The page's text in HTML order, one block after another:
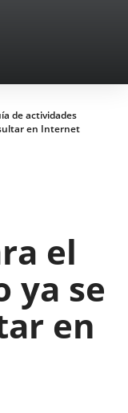
de actividades
en Internet
el
ya se
en